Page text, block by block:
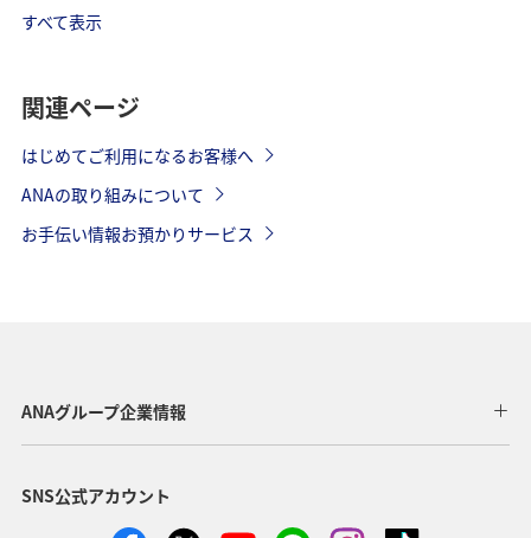
すべて表示
関連ページ
はじめてご利用になるお客様へ
ANAの取り組みについて
お手伝い情報お預かりサービス
ANAグループ企業情報
SNS公式アカウント